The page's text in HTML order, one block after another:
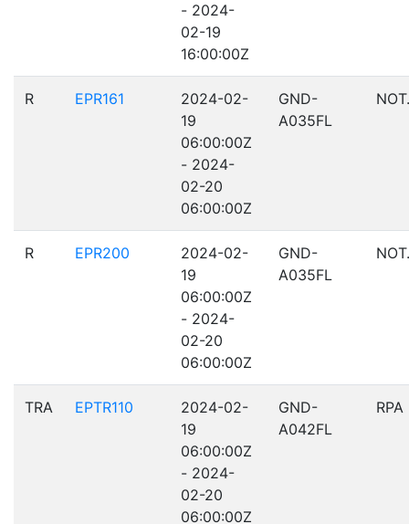
- 2024-
02-19
16:00:00Z
R EPR161
2024-02-
19
06:00:00Z
- 2024-
02-20
06:00:00Z
GND-
A035FL
R EPR200
2024-02-
19
06:00:00Z
- 2024-
02-20
06:00:00Z
GND-
A035FL
TRA EPTR110
2024-02-
19
06:00:00Z
- 2024-
02-20
06:00:00Z
GND-
A042FL
RPA